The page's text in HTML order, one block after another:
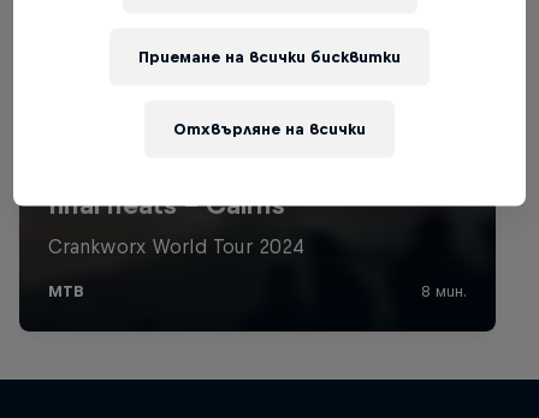
Отхвърляне на всички
Приемане на всички бисквитки